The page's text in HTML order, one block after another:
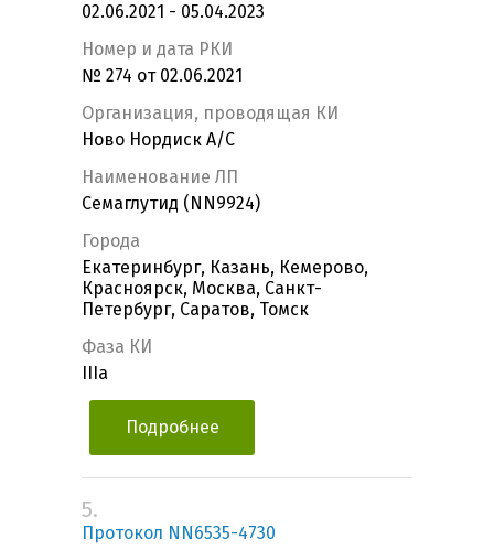
02.06.2021 - 05.04.2023
Номер и дата РКИ
№ 274 от 02.06.2021
Организация, проводящая КИ
Ново Нордиск А/С
Наименование ЛП
Семаглутид (NN9924)
Города
Екатеринбург, Казань, Кемерово,
Красноярск, Москва, Санкт-
Петербург, Саратов, Томск
Фаза КИ
IIIa
Подробнее
5.
Протокол NN6535-4730